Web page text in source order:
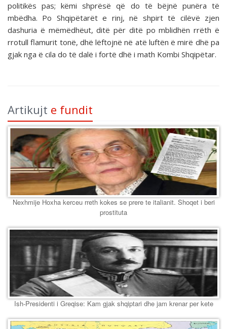
politikës pas; këmi shprësë që do të bëjnë punëra të
mbëdha. Po Shqipëtarët e rinj, në shpirt të cilëvë zjen
dashuria ë mëmëdhëut, ditë për ditë po mblidhën rrëth ë
rrotull flamurit tonë, dhë lëftojnë në atë luftën ë mirë dhë pa
gjak nga ë cila do të dalë i fortë dhë i math Kombi Shqipëtar.
Artikujt e fundit
Nexhmije Hoxha kerceu rreth kokes se prere te italianit. Shoqet i beri
prostituta
Ish-Presidenti i Greqise: Kam gjak shqiptari dhe jam krenar per kete